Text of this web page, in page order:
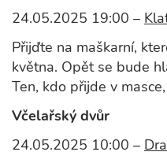
24.05.2025 19:00 –
Přijďte na maškarní,
května. Opět se bude
Ten, kdo přijde v
Včelařský dvůr
24.05.2025 10:00 –